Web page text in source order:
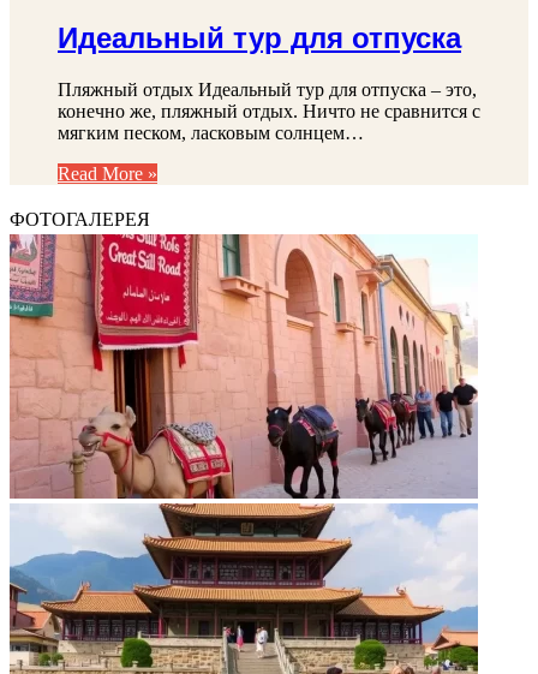
Идеальный тур для отпуска
Пляжный отдых Идеальный тур для отпуска – это,
конечно же, пляжный отдых. Ничто не сравнится с
мягким песком, ласковым солнцем…
Read More »
ФОТОГАЛЕРЕЯ